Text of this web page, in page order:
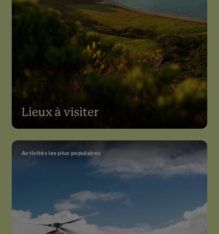
Lieux à visiter
Activités les plus populaires